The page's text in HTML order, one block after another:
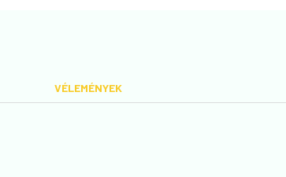
VÉLEMÉNYEK